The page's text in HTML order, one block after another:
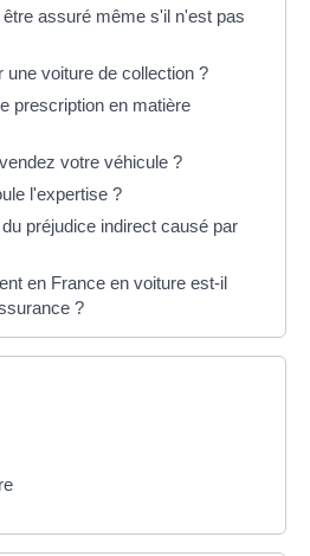
assuré même s'il n'est pas
voiture de collection ?
prescription en matière
votre véhicule ?
l'expertise ?
préjudice indirect causé par
en France en voiture est-il
?